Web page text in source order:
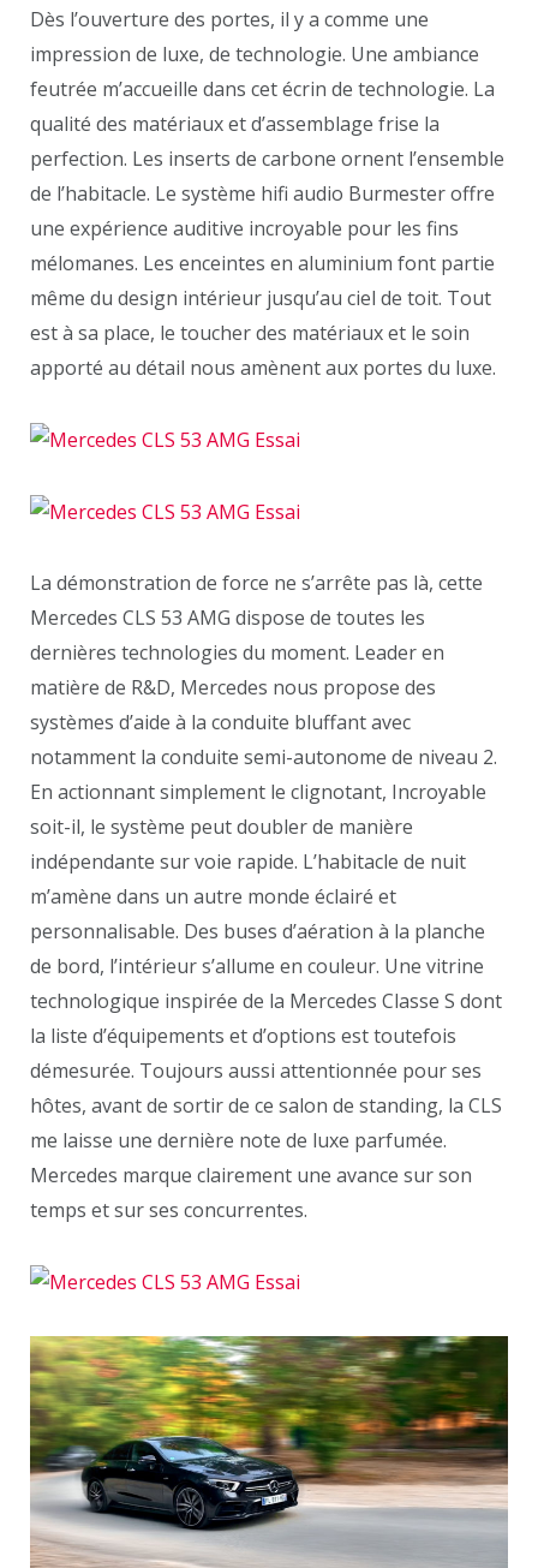
Dès l’ouverture des portes, il y a comme une
impression de luxe, de technologie. Une ambiance
feutrée m’accueille dans cet écrin de technologie. La
qualité des matériaux et d’assemblage frise la
perfection. Les inserts de carbone ornent l’ensemble
de l’habitacle. Le système hifi audio Burmester offre
une expérience auditive incroyable pour les fins
mélomanes. Les enceintes en aluminium font partie
même du design intérieur jusqu’au ciel de toit. Tout
est à sa place, le toucher des matériaux et le soin
apporté au détail nous amènent aux portes du luxe.
La démonstration de force ne s’arrête pas là, cette
Mercedes CLS 53 AMG dispose de toutes les
dernières technologies du moment. Leader en
matière de R&D, Mercedes nous propose des
systèmes d’aide à la conduite bluffant avec
notamment la conduite semi-autonome de niveau 2.
En actionnant simplement le clignotant, Incroyable
soit-il, le système peut doubler de manière
indépendante sur voie rapide. L’habitacle de nuit
m’amène dans un autre monde éclairé et
personnalisable. Des buses d’aération à la planche
de bord, l’intérieur s’allume en couleur. Une vitrine
technologique inspirée de la Mercedes Classe S dont
la liste d’équipements et d’options est toutefois
démesurée. Toujours aussi attentionnée pour ses
hôtes, avant de sortir de ce salon de standing, la CLS
me laisse une dernière note de luxe parfumée.
Mercedes marque clairement une avance sur son
temps et sur ses concurrentes.